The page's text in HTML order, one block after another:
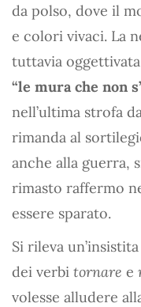
da polso, dove il
e colori vivaci. La
tuttavia
“le mura che non
nell’ultima strofa
rimanda al
anche alla guerra,
rimasto raffermo
essere sparato.
Si rileva
dei verbi tornare e
volesse alludere